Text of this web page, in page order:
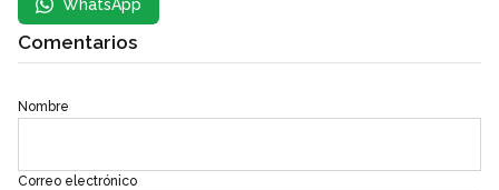
WhatsApp
Comentarios
Nombre
Correo electrónico